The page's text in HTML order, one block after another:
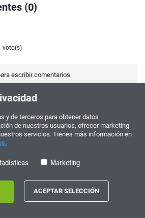
(0)
voto(s)
escribir comentarios
y de terceros para obtener datos
de nuestros usuarios, ofrecer marketing
servicios. Tienes más información en
Marketing